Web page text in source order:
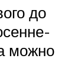
до
можно